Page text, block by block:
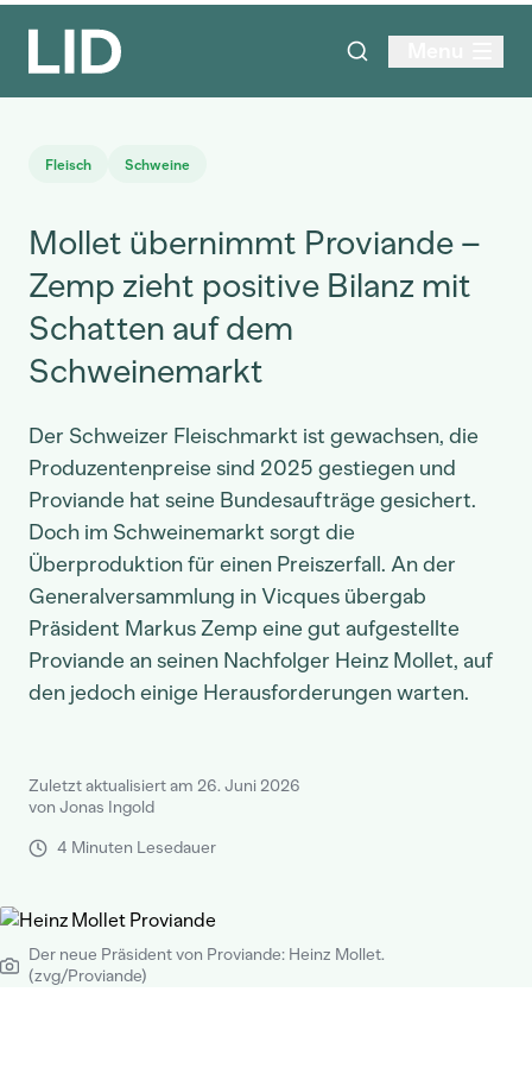
Fleisch Schweine
Mollet übernimmt Proviande –
Zemp zieht positive Bilanz mit
Schatten auf dem
Schweinemarkt
Der Schweizer Fleischmarkt ist gewachsen, die
Produzentenpreise sind 2025 gestiegen und
Proviande hat seine Bundesaufträge gesichert.
Doch im Schweinemarkt sorgt die
Überproduktion für einen Preiszerfall. An der
Generalversammlung in Vicques übergab
Präsident Markus Zemp eine gut aufgestellte
Proviande an seinen Nachfolger Heinz Mollet, auf
den jedoch einige Herausforderungen warten.
Zuletzt aktualisiert am 26. Juni 2026
von Jonas Ingold
4 Minuten Lesedauer
Der neue Präsident von Proviande: Heinz Mollet.
(zvg/Proviande)